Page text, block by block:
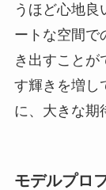
うほど心地良
ートな空間で
き出すことが
す輝きを増し
に、大きな期
モデルプロ